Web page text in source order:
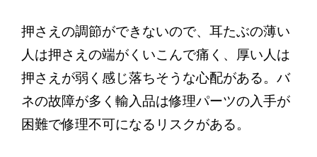
押さえの調節ができないので、耳たぶの薄い
人は押さえの端がくいこんで痛く、厚い人は
押さえが弱く感じ落ちそうな心配がある。バ
ネの故障が多く輸入品は修理パーツの入手が
困難で修理不可になるリスクがある。